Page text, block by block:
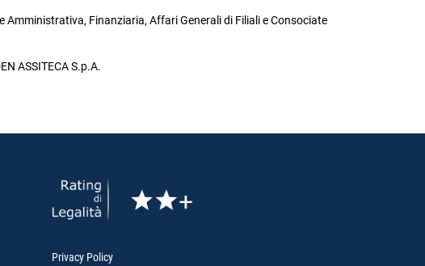
Amministrativa, Finanziaria, Affari Generali di Filiali e Consociate
ASSITECA S.p.A.
Privacy Policy